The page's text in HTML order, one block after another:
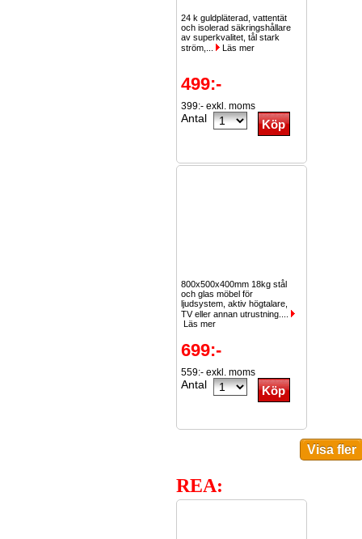
24 k guldpläterad, vattentät
och isolerad säkringshållare
av superkvalitet, tål stark
ström,...
Läs mer
499:-
399:- exkl. moms
Antal
800x500x400mm 18kg stål
och glas möbel för
ljudsystem, aktiv högtalare,
TV eller annan utrustning....
Läs mer
699:-
559:- exkl. moms
Antal
REA: